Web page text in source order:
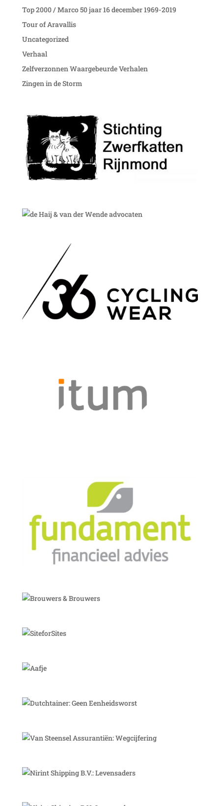
Top 2000 / Marco 50 jaar 16 december 1969-2019
Tour of Aravallis
Uncategorized
Verhaal
Zelfverzonnen Waargebeurde Verhalen
Zingen in de Storm